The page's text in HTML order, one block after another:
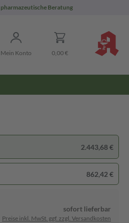
pharmazeutische Beratung
Mein Konto 0,00 €
2.443,68 €
862,42 €
sofort lieferbar
Preise inkl. MwSt. ggf. zzgl. Versandkosten